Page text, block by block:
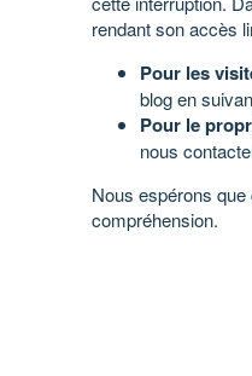
rendant son accès
Pour les
blog en
Pour le
nous
Nous espérons
compréhension.